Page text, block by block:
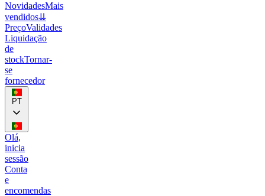
NovidadesMais
vendidos⇊
PreçoValidades
Liquidação
de
stockTornar-
se
fornecedor
PT
Olá,
inicia
sessão
Conta
e
encomendas